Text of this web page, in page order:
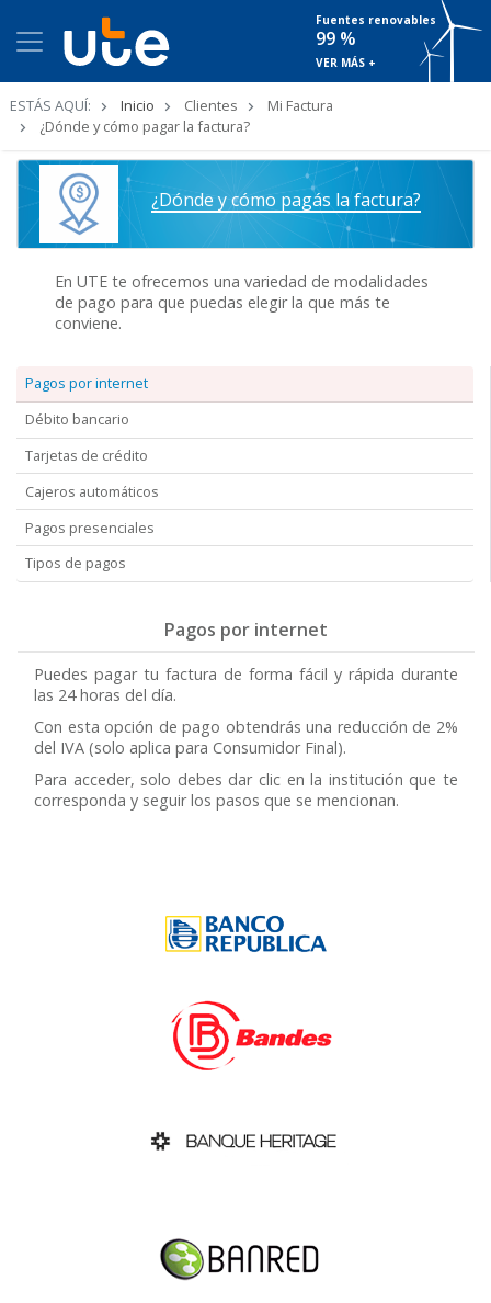
Fuentes renovables
99 %
VER MÁS +
ESTÁS AQUÍ: Inicio Clientes
Mi Factura
¿Dónde y cómo pagar la factura?
¿Dónde y cómo pagás la factura?
En UTE te ofrecemos una variedad de modalidades
de pago para que puedas elegir la que más te
conviene.
Pagos por internet
Débito bancario
Tarjetas de crédito
Cajeros automáticos
Pagos presenciales
Tipos de pagos
Pagos por internet
Puedes pagar tu factura de forma fácil y rápida durante
las 24 horas del día.
Con esta opción de pago obtendrás una reducción de 2%
del IVA (solo aplica para Consumidor Final).
Para acceder, solo debes dar clic en la institución que te
corresponda y seguir los pasos que se mencionan.